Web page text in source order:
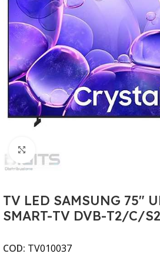
TV LED SAMSUNG 75"
SMART-TV DVB-T2/C/S2
COD: TV010037